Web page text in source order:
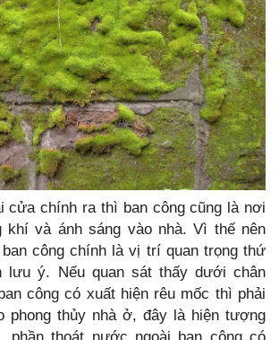
cửa chính ra thì ban công cũng là nơi
khí và ánh sáng vào nhà. Vì thế nên
công chính là vị trí quan trọng thứ
lưu ý. Nếu quan sát thấy dưới chân
công có xuất hiện rêu mốc thì phải
phong thủy nhà ở, đây là hiện tượng